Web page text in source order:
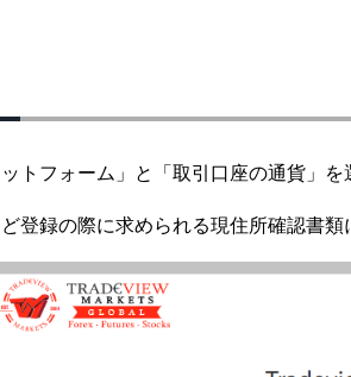
トフォーム」と「取引口座の通貨」
登録の際に求められる現住所確認書